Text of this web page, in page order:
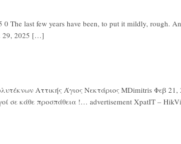
The last few years have been, to put it mildly, rough.
29, 2025 […]
Αττικής Άγιος Νεκτάριος MDimitris Φεβ 21,
σε κάθε προσπάθεια !… advertisement XpatIT –